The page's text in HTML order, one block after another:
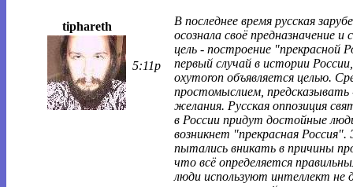
tiphareth
5:11p
В последнее время русская
осознала своё предназначение и
цель - построение "прекрасной
первый случай в истории России,
oxymoron объявляется целью.
простомыслием, предсказывать
желания. Русская оппозиция
в России придут достойные
возникнет "прекрасная
пытались вникать в причины
что всё определяется
люди используют интеллект не